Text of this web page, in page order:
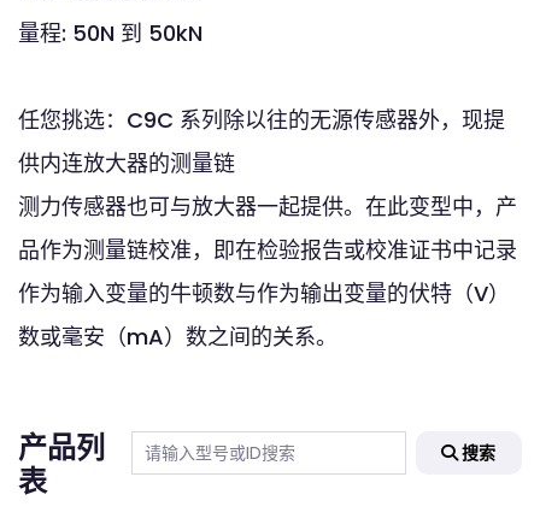
量程: 50N 到 50kN
任您挑选：C9C 系列除以往的无源传感器外，现提
供内连放大器的测量链
测力传感器也可与放大器一起提供。在此变型中，产
品作为测量链校准，即在检验报告或校准证书中记录
作为输入变量的牛顿数与作为输出变量的伏特（V）
数或毫安（mA）数之间的关系。
产品列
表
搜索